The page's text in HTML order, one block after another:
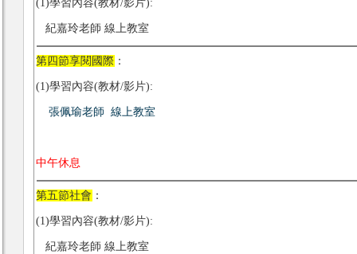
(1)學習內容(教材/影片):
紀嘉玲老師 線上教室
第四節享閱國際 ：
(1)學習內容(教材/影片):
張佩瑜老師 線上教室
中午休息
第五節社會 ：
(1)學習內容(教材/影片):
紀嘉玲老師 線上教室